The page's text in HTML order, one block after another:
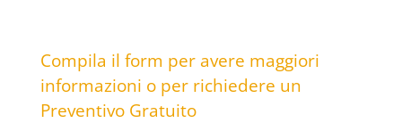
Compila il form per avere maggiori
informazioni o per richiedere un
Preventivo Gratuito